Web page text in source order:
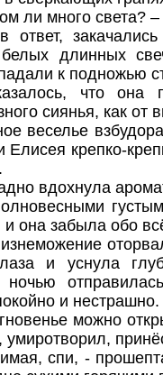
ли много света?
ответ,
длинных
к подножью
что она
сиянья, как от
веселье
Елисея крепко-
вдохнула
и она забыла обо
и уснула
ночью
и нестрашно.
можно
умиротворил,
спи, -